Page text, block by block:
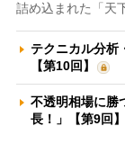
詰め込まれた「天
テクニカル分析
【第10回】
不透明相場に
長！」【第9回】